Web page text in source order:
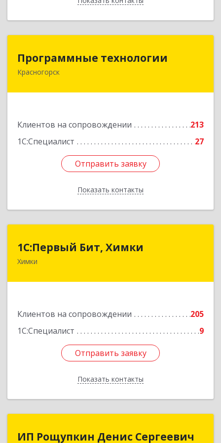
Программные технологии
Красногорск
Клиентов на сопровождении
213
1С:Специалист
27
Отправить заявку
Показать контакты
143408, Московская обл, Красногорский р-н,
Отправить заявку
Назад
1С:Первый Бит, Химки
Химки
Клиентов на сопровождении
205
1С:Специалист
9
Отправить заявку
Показать контакты
141402, Московская обл, г.о. Химки, Химки г,
Отправить заявку
Назад
ИП Рощупкин Денис Сергеевич